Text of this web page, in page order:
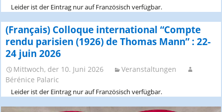
Jahrhunderts”
Leider ist der Eintrag nur auf Französisch verfügbar.
(Français) Colloque international “Compte
rendu parisien (1926) de Thomas Mann” : 22-
24 juin 2026
Mittwoch, der 10. Juni 2026
Veranstaltungen
Bérénice Palaric
Leider ist der Eintrag nur auf Französisch verfügbar.